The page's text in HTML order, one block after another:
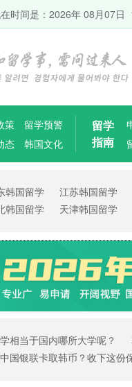
时间是： 2026年 08月07日
策
留学预警
态 韩国文化
留学
指南
韩国留学
江苏韩国留学
韩国留学 天津韩国留学
相当于国内哪所大学呢？
国银联卡取韩币？收下这份